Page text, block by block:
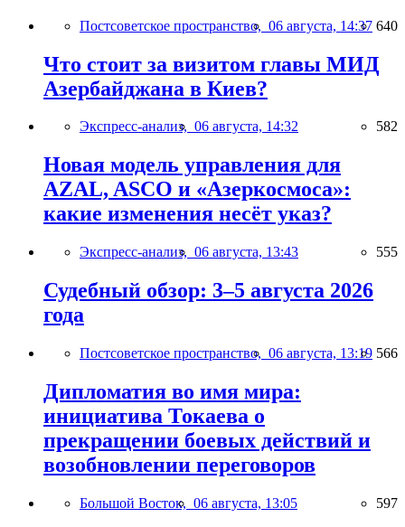
Постсоветское пространство, 06 августа, 14:37 640
Что стоит за визитом главы МИД
Азербайджана в Киев?
Экспресс-анализ, 06 августа, 14:32 582
Новая модель управления для
AZAL, ASCO и «Азеркосмоса»:
какие изменения несёт указ?
Экспресс-анализ, 06 августа, 13:43 555
Судебный обзор: 3–5 августа 2026
года
Постсоветское пространство, 06 августа, 13:19 566
Дипломатия во имя мира:
инициатива Токаева о
прекращении боевых действий и
возобновлении переговоров
Большой Восток, 06 августа, 13:05 597